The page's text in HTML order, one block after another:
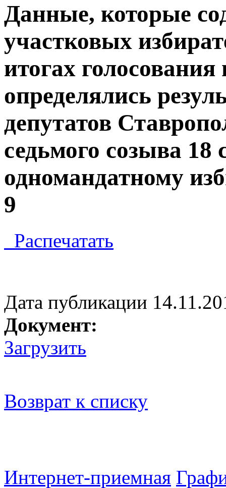
Данные, которые
участковых
итогах
определялись
депутатов
седьмого созыва 18
одномандатному
9
Распечатать
Дата публикации
Документ:
Загрузить
Возврат к списку
Интернет-приемная